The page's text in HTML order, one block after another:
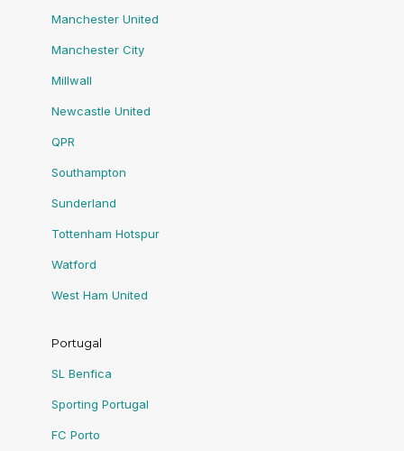
Manchester United
Manchester City
Millwall
Newcastle United
QPR
Southampton
Sunderland
Tottenham Hotspur
Watford
West Ham United
Portugal
SL Benfica
Sporting Portugal
FC Porto